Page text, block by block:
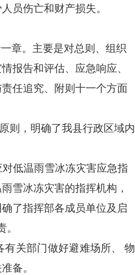
员伤亡和财产损失。
章。主要是对总则、组织
报告和评估、应急响应、
任追究、附则十一个方面
则，明确了我县行政区域内
低温雨雪冰冻灾害应急指
雪冰冻灾害的指挥机构，
了指挥部各成员单位及启
关部门做好避难场所、
物
备。